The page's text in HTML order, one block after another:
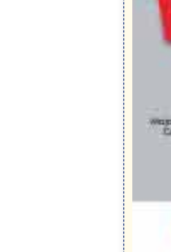
পার্লে
জর্জিয়া মেলোনির
ভারতের প্রধানমন্ত্রী
হয়ে যায় এবং পার্লে
দামে আকস্মিক বৃদ্ধি
Thank you for